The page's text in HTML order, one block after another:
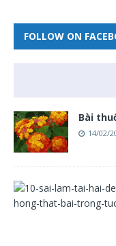
FOLLOW ON
Bài
14/02/